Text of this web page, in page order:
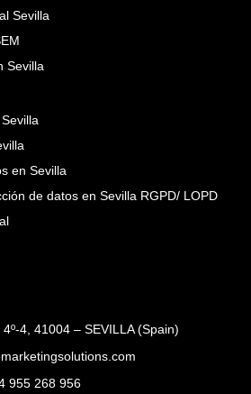
Sevilla
Sevilla
en Sevilla
de datos en Sevilla RGPD/ LOPD
4, 41004 – SEVILLA (Spain)
955 268 956